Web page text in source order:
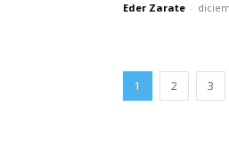
Eder Zarate -
1 2 3